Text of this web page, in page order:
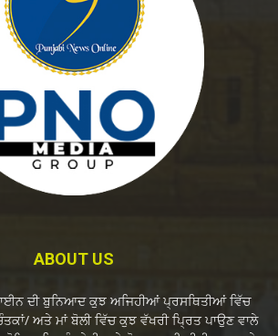
ABOUT US
ਦੀ ਬੁਨਿਆਦ ਕੁਝ ਅਜਿਹੀਆਂ ਪ੍ਰਸਥਿਤੀਆਂ ਵਿੱਚ
ਅਤੇ ਮਾਂ ਬੋਲੀ ਵਿੱਚ ਕੁਝ ਵੱਖਰੀ ਪ੍ਰਿਤ ਪਾਉਣ ਵਾਲੇ